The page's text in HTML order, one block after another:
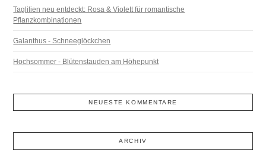
Taglilien neu entdeckt: Rosa & Violett für romantische
Pflanzkombinationen
Galanthus - Schneeglöckchen
Hochsommer - Blütenstauden am Höhepunkt
NEUESTE KOMMENTARE
ARCHIV